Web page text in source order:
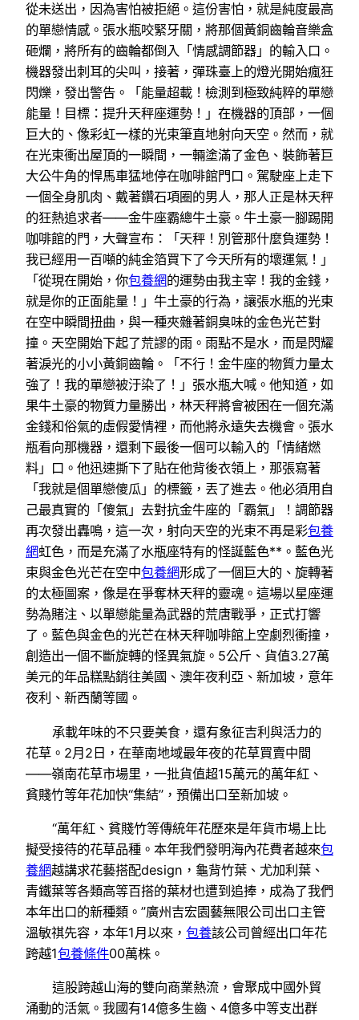
從未送出，因為害怕被拒絕。這份害怕，就是純度最高
的單戀情感。張水瓶咬緊牙關，將那個黃銅齒輪音樂盒
砸爛，將所有的齒輪都倒入「情感調節器」的輸入口。
機器發出刺耳的尖叫，接著，彈珠臺上的燈光開始瘋狂
閃爍，發出警告。「能量超載！檢測到極致純粹的單戀
能量！目標：提升天秤座運勢！」在機器的頂部，一個
巨大的、像彩虹一樣的光束筆直地射向天空。然而，就
在光束衝出屋頂的一瞬間，一輛塗滿了金色、裝飾著巨
大公牛角的悍馬車猛地停在咖啡館門口。駕駛座上走下
一個全身肌肉、戴著鑽石項圈的男人，那人正是林天秤
的狂熱追求者——金牛座霸總牛土豪。牛土豪一腳踢開
咖啡館的門，大聲宣布：「天秤！別管那什麼負運勢！
我已經用一百噸的純金箔買下了今天所有的壞運氣！」
「從現在開始，你包養網的運勢由我主宰！我的金錢，
就是你的正面能量！」牛土豪的行為，讓張水瓶的光束
在空中瞬間扭曲，與一種夾雜著銅臭味的金色光芒對
撞。天空開始下起了荒謬的雨。雨點不是水，而是閃耀
著淚光的小小黃銅齒輪。「不行！金牛座的物質力量太
強了！我的單戀被汙染了！」張水瓶大喊。他知道，如
果牛土豪的物質力量勝出，林天秤將會被困在一個充滿
金錢和俗氣的虛假愛情裡，而他將永遠失去機會。張水
瓶看向那機器，還剩下最後一個可以輸入的「情緒燃
料」口。他迅速撕下了貼在他背後衣領上，那張寫著
「我就是個單戀傻瓜」的標籤，丟了進去。他必須用自
己最真實的「傻氣」去對抗金牛座的「霸氣」！調節器
再次發出轟鳴，這一次，射向天空的光束不再是彩包養
網虹色，而是充滿了水瓶座特有的怪誕藍色**。藍色光
束與金色光芒在空中包養網形成了一個巨大的、旋轉著
的太極圖案，像是在爭奪林天秤的靈魂。這場以星座運
勢為賭注、以單戀能量為武器的荒唐戰爭，正式打響
了。藍色與金色的光芒在林天秤咖啡館上空劇烈衝撞，
創造出一個不斷旋轉的怪異氣旋。5公斤、貨值3.27萬
美元的年品糕點銷往美國、澳年夜利亞、新加坡，意年
夜利、新西蘭等國。
承載年味的不只要美食，還有象征吉利與活力的
花草。2月2日，在華南地域最年夜的花草買賣中間
——嶺南花草市場里，一批貨值超15萬元的萬年紅、
貧賤竹等年花加快“集結”，預備出口至新加坡。
“萬年紅、貧賤竹等傳統年花歷來是年貨市場上比
擬受接待的花草品種。本年我們發明海內花費者越來包
養網越講求花藝搭配design，龜背竹葉、尤加利葉、
青鐵葉等各類高等百搭的葉材也遭到追捧，成為了我們
本年出口的新種類。”廣州吉宏園藝無限公司出口主管
溫敏祺先容，本年1月以來， 包養該公司曾經出口年花
跨越1包養條件00萬株。
這股跨越山海的雙向商業熱流，會聚成中國外貿
涌動的活氣。我國有14億多生齒、4億多中等支出群